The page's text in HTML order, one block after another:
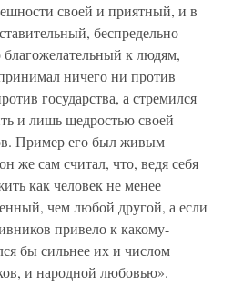
своей и приятный, и в
беспредельно
к людям,
ничего ни против
государства, а стремился
и лишь щедростью своей
Пример его был живым
же сам считал, что, ведя себя
как человек не менее
чем любой другой, а если
привело к какому-
бы сильнее их и числом
и народной любовью».